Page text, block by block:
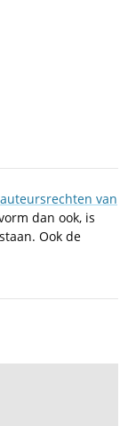
auteursrechten van
dan ook, is
Ook de